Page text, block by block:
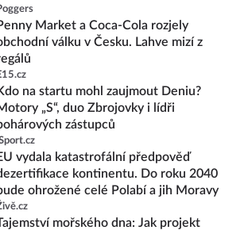
Market a Coca-Cola rozjely
válku v Česku. Lahve mizí z
na startu mohl zaujmout Deniu?
„S“, duo Zbrojovky i lídři
zástupců
vydala katastrofální předpověď
kontinentu. Do roku 2040
ohrožené celé Polabí a jih Moravy
mořského dna: Jak projekt